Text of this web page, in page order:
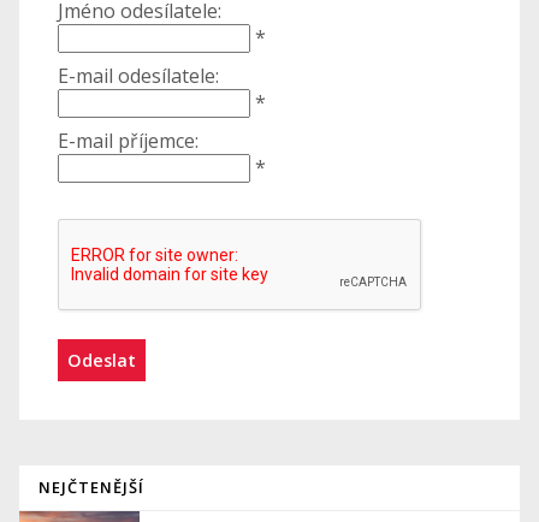
Jméno odesílatele:
*
E-mail odesílatele:
*
E-mail příjemce:
*
Odeslat
NEJČTENĚJŠÍ